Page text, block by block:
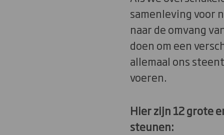
samenleving voor
naar de omvang
doen om een
allemaal ons
voeren.
Hier zijn 12 grote
steunen: